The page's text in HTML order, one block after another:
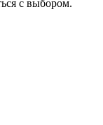
с выбором.